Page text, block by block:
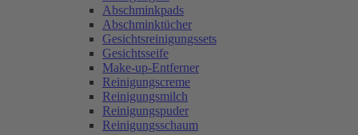
Abschminkpads
Abschminktücher
Gesichtsreinigungssets
Gesichtsseife
Make-up-Entferner
Reinigungscreme
Reinigungsmilch
Reinigungspuder
Reinigungsschaum